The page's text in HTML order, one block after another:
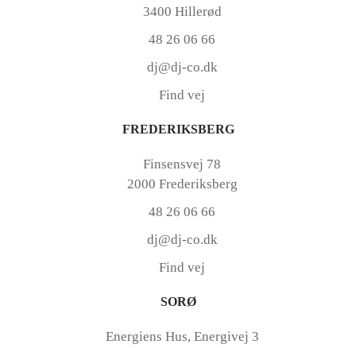
3400 Hillerød
48 26 06 66
dj@dj-co.dk
Find vej
FREDERIKSBERG
Finsensvej 78
2000 Frederiksberg
48 26 06 66
dj@dj-co.dk
Find vej
SORØ
Energiens Hus, Energivej 3